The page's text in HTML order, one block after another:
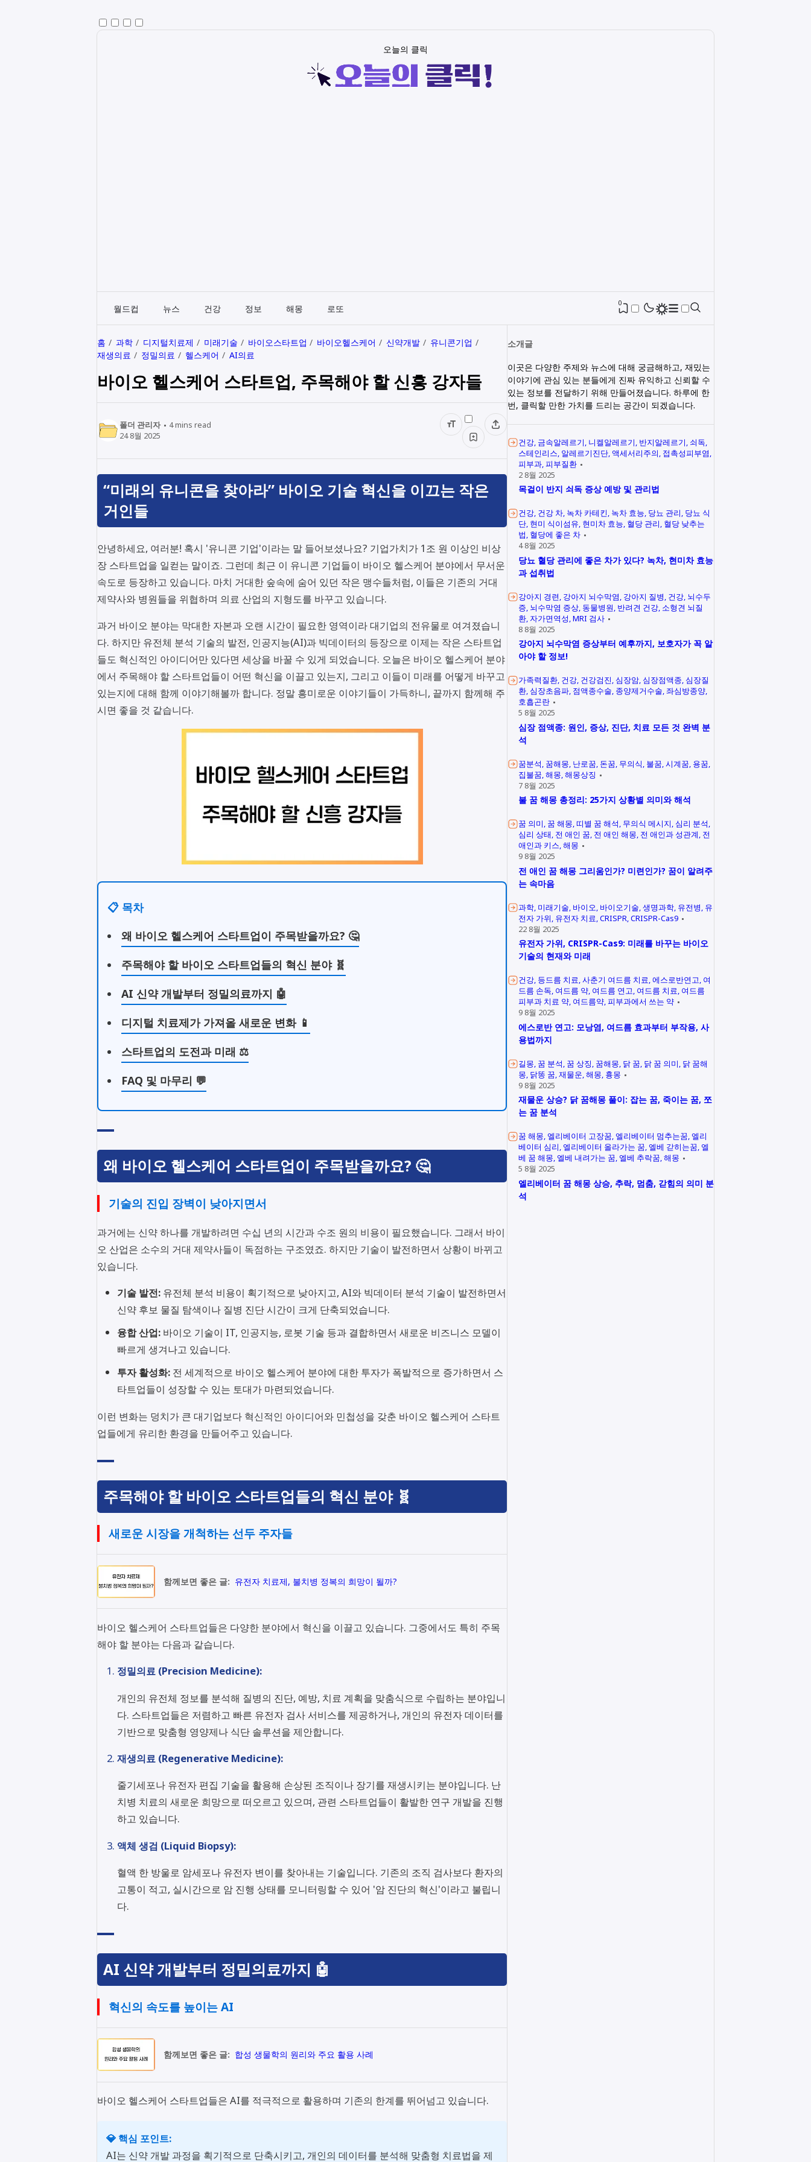
오늘의 클릭
월드컵 뉴스 건강 정보 해몽 로또
0
홈 과학 디지털치료제 미래기술 바이오스타트업 바이오헬스케어 신약개발
유니콘기업
재생의료
정밀의료 헬스케어 AI의료
바이오 헬스케어 스타트업, 주목해야 할 신흥 강자들
폴더 관리자 4mins read
24 8월 2025
“미래의 유니콘을 찾아라” 바이오 기술 혁신을 이끄는 작은
거인들
안녕하세요, 여러분! 혹시 '유니콘 기업'이라는 말 들어보셨나요? 기업가치가 1조 원 이상인 비상
장 스타트업을 일컫는 말이죠. 그런데 최근 이 유니콘 기업들이 바이오 헬스케어 분야에서 무서운
속도로 등장하고 있습니다. 마치 거대한 숲속에 숨어 있던 작은 맹수들처럼, 이들은 기존의 거대
제약사와 병원들을 위협하며 의료 산업의 지형도를 바꾸고 있습니다.
과거 바이오 분야는 막대한 자본과 오랜 시간이 필요한 영역이라 대기업의 전유물로 여겨졌습니
다. 하지만 유전체 분석 기술의 발전, 인공지능(AI)과 빅데이터의 등장으로 이제는 작은 스타트업
들도 혁신적인 아이디어만 있다면 세상을 바꿀 수 있게 되었습니다. 오늘은 바이오 헬스케어 분야
에서 주목해야 할 스타트업들이 어떤 혁신을 이끌고 있는지, 그리고 이들이 미래를 어떻게 바꾸고
있는지에 대해 함께 이야기해볼까 합니다. 정말 흥미로운 이야기들이 가득하니, 끝까지 함께해 주
시면 좋을 것 같습니다.
📋 목차
왜 바이오 헬스케어 스타트업이 주목받을까요? 🤔
주목해야 할 바이오 스타트업들의 혁신 분야 🧬
AI 신약 개발부터 정밀의료까지 🤖
디지털 치료제가 가져올 새로운 변화 📱
스타트업의 도전과 미래 ⚖️
FAQ 및 마무리 💬
왜 바이오 헬스케어 스타트업이 주목받을까요? 🤔
기술의 진입 장벽이 낮아지면서
과거에는 신약 하나를 개발하려면 수십 년의 시간과 수조 원의 비용이 필요했습니다. 그래서 바이
오 산업은 소수의 거대 제약사들이 독점하는 구조였죠. 하지만 기술이 발전하면서 상황이 바뀌고
있습니다.
기술 발전:유전체 분석 비용이 획기적으로 낮아지고, AI와 빅데이터 분석 기술이 발전하면서
신약 후보 물질 탐색이나 질병 진단 시간이 크게 단축되었습니다.
융합 산업:바이오 기술이 IT, 인공지능, 로봇 기술 등과 결합하면서 새로운 비즈니스 모델이
빠르게 생겨나고 있습니다.
투자 활성화:전 세계적으로 바이오 헬스케어 분야에 대한 투자가 폭발적으로 증가하면서 스
타트업들이 성장할 수 있는 토대가 마련되었습니다.
이런 변화는 덩치가 큰 대기업보다 혁신적인 아이디어와 민첩성을 갖춘 바이오 헬스케어 스타트
업들에게 유리한 환경을 만들어주고 있습니다.
주목해야 할 바이오 스타트업들의 혁신 분야 🧬
새로운 시장을 개척하는 선두 주자들
함께보면 좋은 글: 유전자 치료제, 불치병 정복의 희망이 될까?
바이오 헬스케어 스타트업들은 다양한 분야에서 혁신을 이끌고 있습니다. 그중에서도 특히 주목
해야 할 분야는 다음과 같습니다.
정밀의료 (Precision Medicine):
개인의 유전체 정보를 분석해 질병의 진단, 예방, 치료 계획을 맞춤식으로 수립하는 분야입니
다. 스타트업들은 저렴하고 빠른 유전자 검사 서비스를 제공하거나, 개인의 유전자 데이터를
기반으로 맞춤형 영양제나 식단 솔루션을 제안합니다.
재생의료 (Regenerative Medicine):
줄기세포나 유전자 편집 기술을 활용해 손상된 조직이나 장기를 재생시키는 분야입니다. 난
치병 치료의 새로운 희망으로 떠오르고 있으며, 관련 스타트업들이 활발한 연구 개발을 진행
하고 있습니다.
액체 생검 (Liquid Biopsy):
혈액 한 방울로 암세포나 유전자 변이를 찾아내는 기술입니다. 기존의 조직 검사보다 환자의
고통이 적고, 실시간으로 암 진행 상태를 모니터링할 수 있어 '암 진단의 혁신'이라고 불립니
다.
AI 신약 개발부터 정밀의료까지 🤖
혁신의 속도를 높이는 AI
함께보면 좋은 글: 합성 생물학의 원리와 주요 활용 사례
바이오 헬스케어 스타트업들은 AI를 적극적으로 활용하며 기존의 한계를 뛰어넘고 있습니다.
💎 핵심 포인트:
AI는 신약 개발 과정을 획기적으로 단축시키고, 개인의 데이터를 분석해 맞춤형 치료법을 제
소개글
이곳은 다양한 주제와 뉴스에 대해 궁금해하고, 재밌는
이야기에 관심 있는 분들에게 진짜 유익하고 신뢰할 수
있는 정보를 전달하기 위해 만들어졌습니다. 하루에 한
번, 클릭할 만한 가치를 드리는 공간이 되겠습니다.
건강 금속알레르기 니켈알레르기 반지알레르기 쇠독
스테인리스 알레르기진단 액세서리주의 접촉성피부염
피부과 피부질환
2 8월 2025
목걸이 반지 쇠독 증상 예방 및 관리법
건강 건강 차 녹차 카테킨 녹차 효능 당뇨 관리 당뇨 식
단 현미 식이섬유 현미차 효능 혈당 관리 혈당 낮추는
법 혈당에 좋은 차
4 8월 2025
당뇨 혈당 관리에 좋은 차가 있다? 녹차, 현미차 효능
과 섭취법
강아지 경련 강아지 뇌수막염 강아지 질병 건강 뇌수두
증 뇌수막염 증상 동물병원 반려견 건강 소형견 뇌질
환 자가면역성 MRI 검사
8 8월 2025
강아지 뇌수막염 증상부터 예후까지, 보호자가 꼭 알
아야 할 정보!
가족력질환 건강 건강검진 심장암 심장점액종 심장질
환 심장초음파 점액종수술 종양제거수술 좌심방종양
호흡곤란
5 8월 2025
심장 점액종: 원인, 증상, 진단, 치료 모든 것 완벽 분
석
꿈분석 꿈해몽 난로꿈 돈꿈 무의식 불꿈 시계꿈 용꿈
집불꿈 해몽 해몽상징
7 8월 2025
불 꿈 해몽 총정리: 25가지 상황별 의미와 해석
꿈 의미 꿈 해몽 띠별 꿈 해석 무의식 메시지 심리 분석
심리 상태 전 애인 꿈 전 애인 해몽 전 애인과 성관계 전
애인과 키스 해몽
9 8월 2025
전 애인 꿈 해몽 그리움인가? 미련인가? 꿈이 알려주
는 속마음
과학 미래기술 바이오 바이오기술 생명과학 유전병 유
전자 가위 유전자 치료 CRISPR CRISPR-Cas9
22 8월 2025
유전자 가위, CRISPR-Cas9: 미래를 바꾸는 바이오
기술의 현재와 미래
건강 등드름 치료 사춘기 여드름 치료 에스로반연고 여
드름 손독 여드름 약 여드름 연고 여드름 치료 여드름
피부과 치료 약 여드름약 피부과에서 쓰는 약
9 8월 2025
에스로반 연고: 모낭염, 여드름 효과부터 부작용, 사
용법까지
길몽 꿈 분석 꿈 상징 꿈해몽 닭 꿈 닭 꿈 의미 닭 꿈해
몽 닭똥 꿈 재물운 해몽 흉몽
9 8월 2025
재물운 상승? 닭 꿈해몽 풀이: 잡는 꿈, 죽이는 꿈, 쪼
는 꿈 분석
꿈 해몽 엘리베이터 고장꿈 엘리베이터 멈추는꿈 엘리
베이터 심리 엘리베이터 올라가는 꿈 엘베 갇히는꿈 엘
베 꿈 해몽 엘베 내려가는 꿈 엘베 추락꿈 해몽
5 8월 2025
엘리베이터 꿈 해몽 상승, 추락, 멈춤, 갇힘의 의미 분
석